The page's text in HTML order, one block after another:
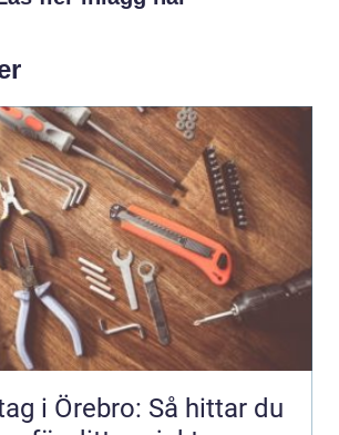
i Örebro: Så hittar du